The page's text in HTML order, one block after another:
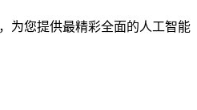
为您提供最精彩全面的人工智能